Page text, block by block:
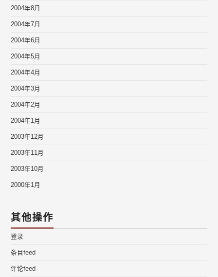
2004年8月
2004年7月
2004年6月
2004年5月
2004年4月
2004年3月
2004年2月
2004年1月
2003年12月
2003年11月
2003年10月
2000年1月
其他操作
登录
条目feed
评论feed